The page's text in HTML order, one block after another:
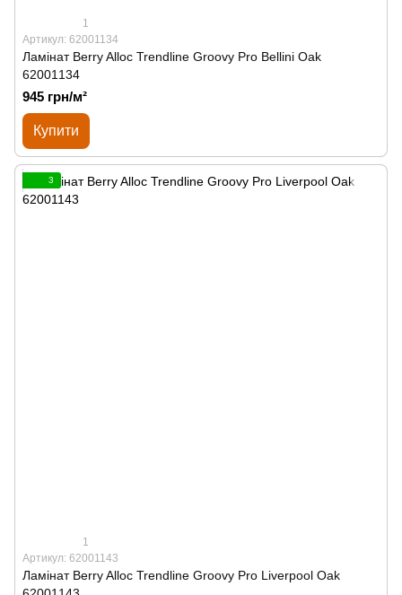
1
Артикул: 62001134
Ламінат Berry Alloc Trendline Groovy Pro Bellini Oak
62001134
945 грн/м²
Купити
3
1
Артикул: 62001143
Ламінат Berry Alloc Trendline Groovy Pro Liverpool Oak